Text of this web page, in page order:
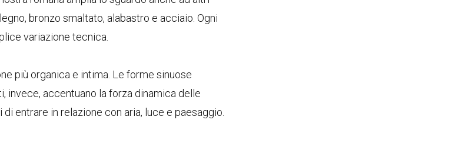
bronzo smaltato, alabastro e acciaio. Ogni
variazione tecnica.
più organica e intima. Le forme sinuose
invece, accentuano la forza dinamica delle
entrare in relazione con aria, luce e paesaggio.